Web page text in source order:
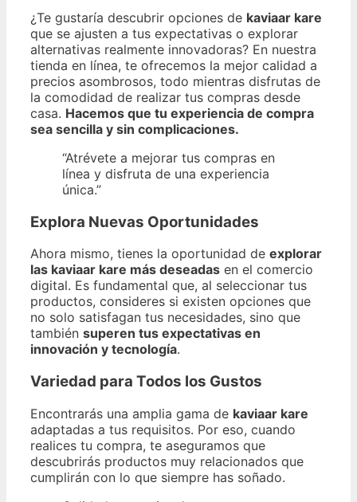
¿Te gustaría descubrir opciones de kaviaar kare
que se ajusten a tus expectativas o explorar
alternativas realmente innovadoras? En nuestra
tienda en línea, te ofrecemos la mejor calidad a
precios asombrosos, todo mientras disfrutas de
la comodidad de realizar tus compras desde
casa. Hacemos que tu experiencia de compra
sea sencilla y sin complicaciones.
“Atrévete a mejorar tus compras en
línea y disfruta de una experiencia
única.”
Explora Nuevas Oportunidades
Ahora mismo, tienes la oportunidad de explorar
las kaviaar kare más deseadas en el comercio
digital. Es fundamental que, al seleccionar tus
productos, consideres si existen opciones que
no solo satisfagan tus necesidades, sino que
también superen tus expectativas en
innovación y tecnología.
Variedad para Todos los Gustos
Encontrarás una amplia gama de kaviaar kare
adaptadas a tus requisitos. Por eso, cuando
realices tu compra, te aseguramos que
descubrirás productos muy relacionados que
cumplirán con lo que siempre has soñado.